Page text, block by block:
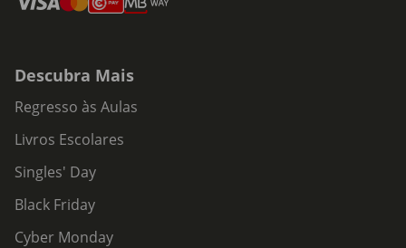
Descubra Mais
Regresso às Aulas
Livros Escolares
Singles' Day
Black Friday
Cyber Monday